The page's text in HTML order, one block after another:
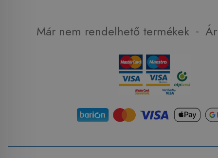
Már nem rendelhető termékek -